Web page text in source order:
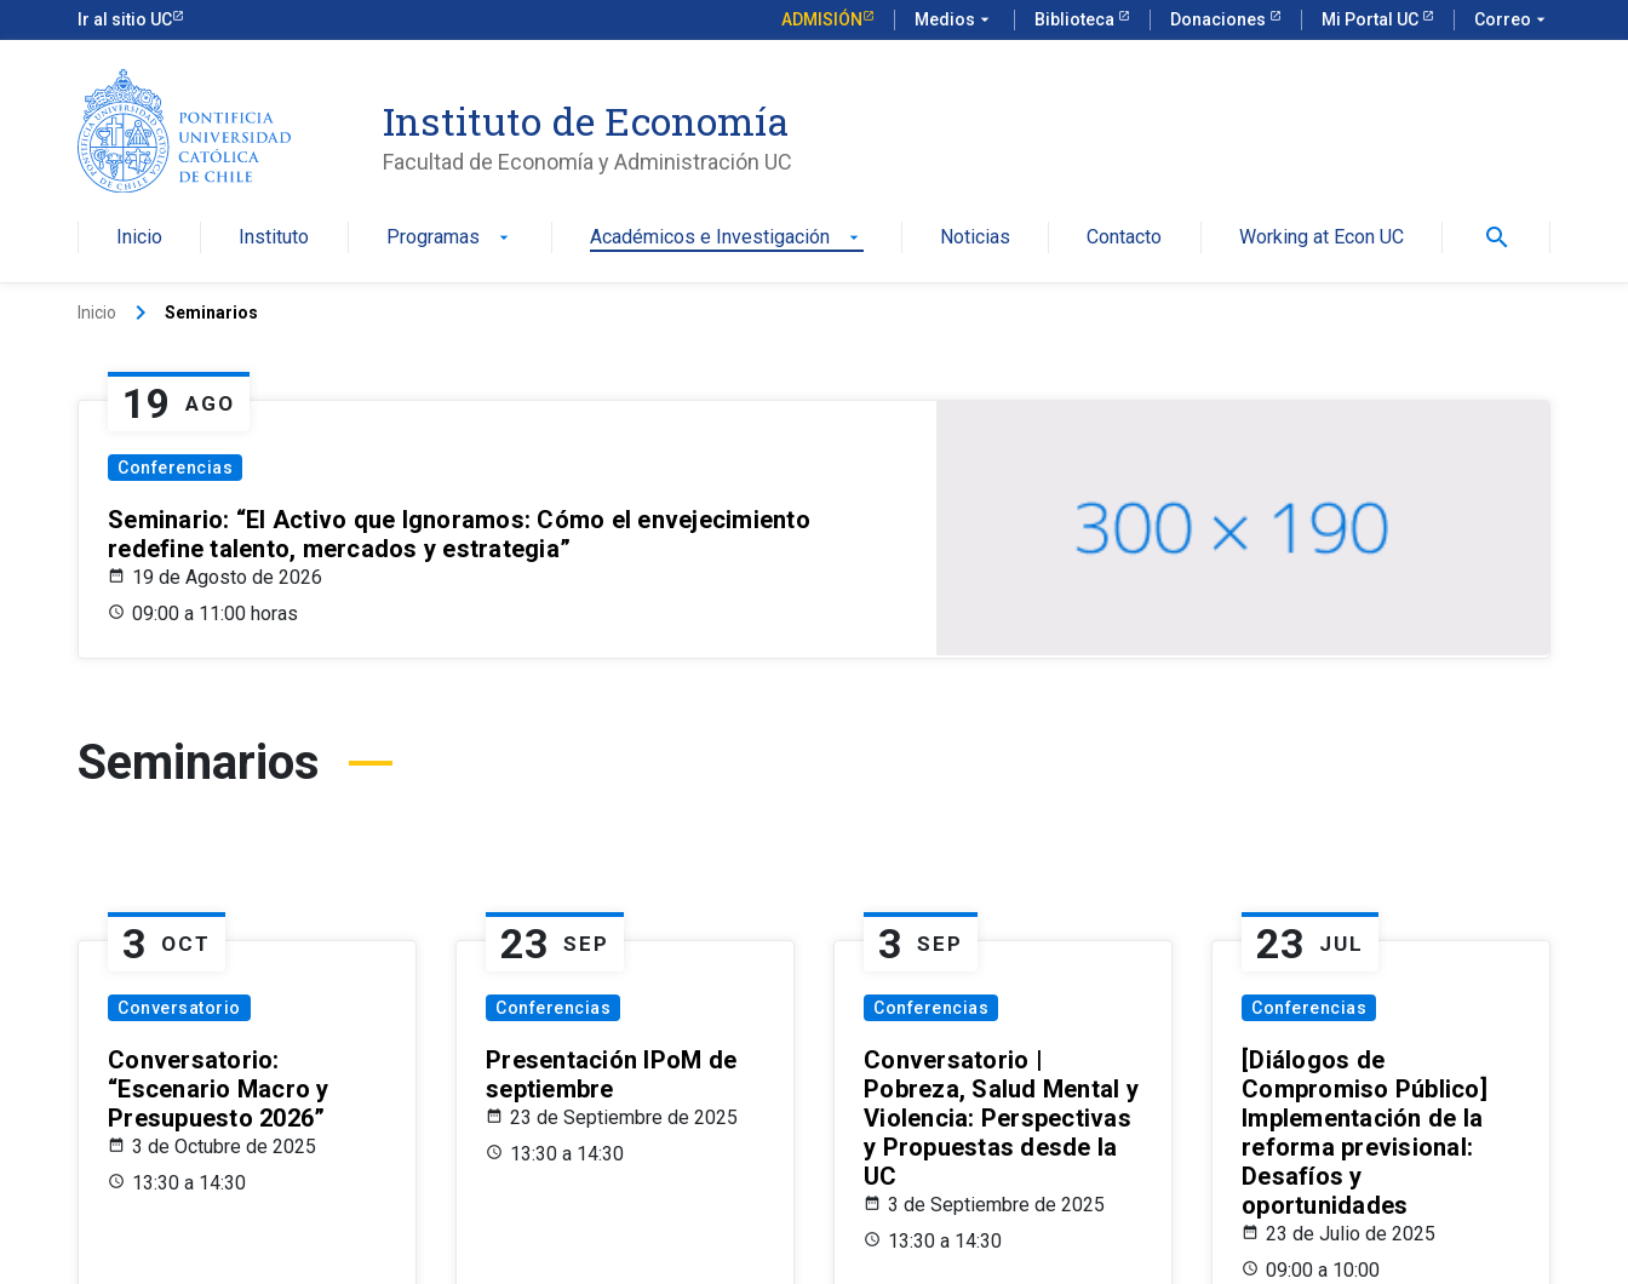
Ir al sitio UC ADMISIÓN Medios arrow_drop_down Biblioteca Donaciones Mi Portal UC Correo arrow_drop_down
Instituto de Economía
Facultad de Economía y Administración UC
Inicio Instituto Programas arrow_drop_down Académicos e Investigación arrow_drop_down Noticias Contacto Working at Econ UC search
Inicio keyboard_arrow_right Seminarios
19 AGO
Conferencias
Seminario: “El Activo que Ignoramos: Cómo el envejecimiento
redefine talento, mercados y estrategia”
19 de Agosto de 2026
09:00 a 11:00 horas
Seminarios
3 OCT
Conversatorio
Conversatorio:
“Escenario Macro y
Presupuesto 2026”
3 de Octubre de 2025
13:30 a 14:30
23 SEP
Conferencias
Presentación IPoM de
septiembre
23 de Septiembre de 2025
13:30 a 14:30
3 SEP
Conferencias
Conversatorio |
Pobreza, Salud Mental y
Violencia: Perspectivas
y Propuestas desde la
UC
3 de Septiembre de 2025
13:30 a 14:30
23 JUL
Conferencias
[Diálogos de
Compromiso Público]
Implementación de la
reforma previsional:
Desafíos y
oportunidades
23 de Julio de 2025
09:00 a 10:00